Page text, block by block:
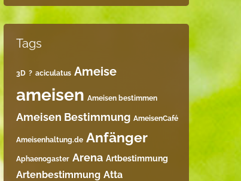
Tags
3D ? aciculatus Ameise
ameisen Ameisen bestimmen
Ameisen Bestimmung AmeisenCafé
Ameisenhaltung.de Anfänger
Aphaenogaster Arena Artbestimmung
Artenbestimmung Atta